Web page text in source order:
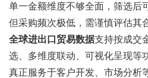
单一金额维度不够全面，筛选后
但采购频次极低，需谨慎评估其
全球进出口贸易数据支持按成交
选、多维度联动、可视化呈现等
真正服务于客户开发、市场分析